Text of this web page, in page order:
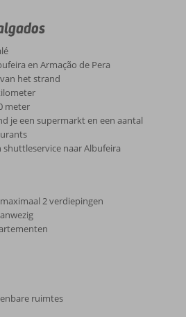
en Armação de Pera
het strand
meter
je een supermarkt en een aantal
shuttleservice naar Albufeira
2 verdiepingen
ruimtes